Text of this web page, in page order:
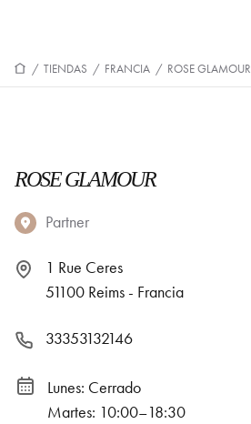
/ TIENDAS / FRANCIA / ROSE GLAMOUR
ROSE GLAMOUR
Partner
1 Rue Ceres
51100 Reims - Francia
33353132146
Lunes: Cerrado
Martes: 10:00–18:30